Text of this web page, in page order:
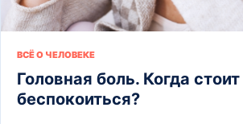
ВСЁ О ЧЕЛОВЕКЕ
Головная боль. Когда стоит
беспокоиться?